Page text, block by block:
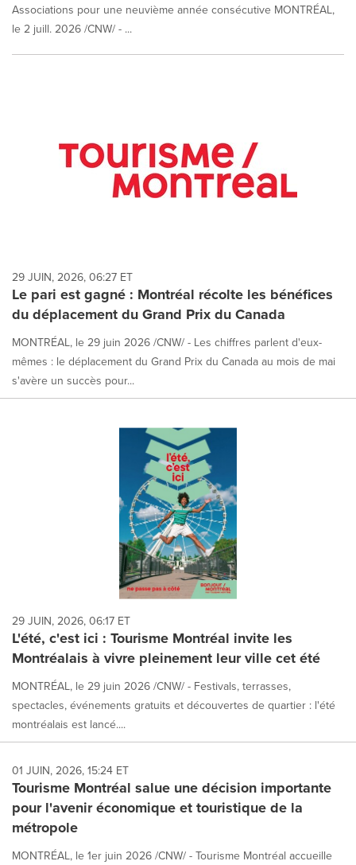
Associations pour une neuvième année consécutive MONTRÉAL,
le 2 juill. 2026 /CNW/ - ...
29 JUIN, 2026, 06:27 ET
Le pari est gagné : Montréal récolte les bénéfices
du déplacement du Grand Prix du Canada
MONTRÉAL, le 29 juin 2026 /CNW/ - Les chiffres parlent d'eux-
mêmes : le déplacement du Grand Prix du Canada au mois de mai
s'avère un succès pour...
29 JUIN, 2026, 06:17 ET
L'été, c'est ici : Tourisme Montréal invite les
Montréalais à vivre pleinement leur ville cet été
MONTRÉAL, le 29 juin 2026 /CNW/ - Festivals, terrasses,
spectacles, événements gratuits et découvertes de quartier : l'été
montréalais est lancé....
01 JUIN, 2026, 15:24 ET
Tourisme Montréal salue une décision importante
pour l'avenir économique et touristique de la
métropole
MONTRÉAL, le 1er juin 2026 /CNW/ - Tourisme Montréal accueille